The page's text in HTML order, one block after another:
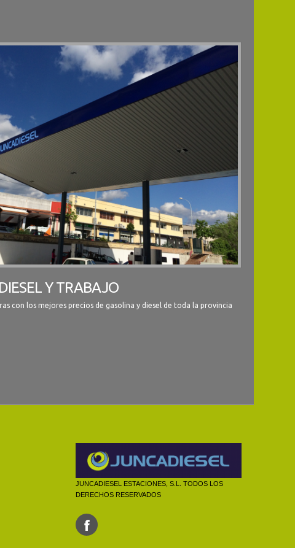
Y TRABAJO
con los mejores precios de gasolina y diesel de toda la provincia
JUNCADIESEL ESTACIONES, S.L. TODOS LOS
DERECHOS RESERVADOS